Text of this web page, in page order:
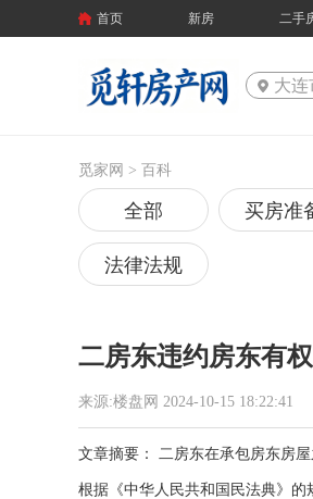
首页 新房 二手
大连
觅家网 > 百科
全部 买房准
法律法规
二房东违约房东有
来源:楼盘网 2024-10-15 18:22:41
文章摘要： 二房东在承包房东房
根据‌《中华人民共和国民法典》